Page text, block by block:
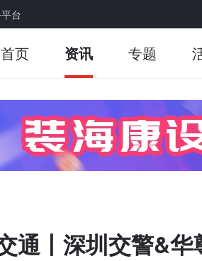
台
首页 资讯 专题
通丨深圳交警&